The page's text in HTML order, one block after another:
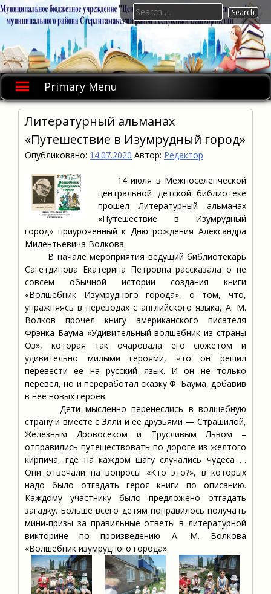
Skip
to
Primary Menu
Search
for:
Литературный альманах
«Путешествие в Изумрудный город»
Опубликовано: 14.07.2020 Автор: Редактор
14 июля в Межпоселенческой
центральной детской библиотеке
прошел Литературный альманах
«Путешествие в Изумрудный
город» приуроченный к Дню рождения Александра
Милентьевича Волкова.
В начале мероприятия ведущий библиотекарь
Сагетдинова Екатерина Петровна рассказала о не
совсем обычной истории создания книги
«Волшебник Изумрудного города», о том, что,
упражняясь в переводах с английского языка, А. М.
Волков прочел книгу американского писателя
Фрэнка Баума «Удивительный волшебник из страны
Оз», которая так очаровала его сюжетом и
удивительно милыми героями, что он решил
перевести ее на русский язык. И он не только
перевел, но и переработал сказку Ф. Баума, добавив
в нее новых героев.
Дети мысленно перенеслись в волшебную
страну и вместе с Элли и ее друзьями — Страшилой,
Железным Дровосеком и Трусливым Львом –
отправились путешествовать по дороге из желтого
кирпича, где на каждом шагу случались чудеса …
Они отвечали на вопросы «Кто это?», в которых
надо было отгадать героя книги по описанию.
Каждому участнику было предложено отгадать
загадку. Больше всего детям понравилось получать
мини-призы за правильные ответы в литературной
викторине по произведению А. М. Волкова
«Волшебник изумрудного города».